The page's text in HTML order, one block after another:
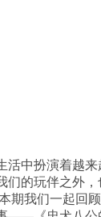
活中扮演着越来
们的玩伴之外
期我们一起回